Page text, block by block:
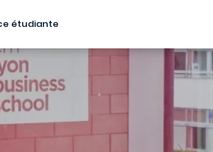
étudiante